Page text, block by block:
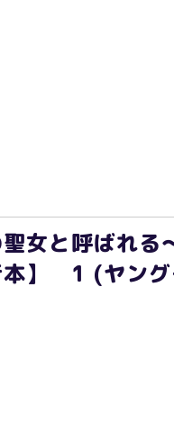
女と呼ばれる
本】 1 (ヤン